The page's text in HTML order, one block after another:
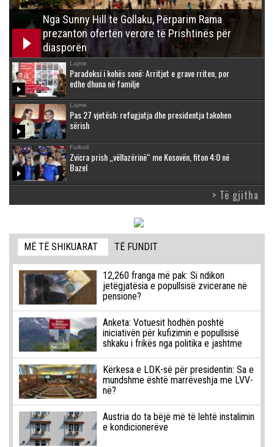
Nga Sunny Hill te Gollaku, Përparim Rama
prezanton ofertën verore të Prishtinës për
diasporën
Lajme
Paradoksi i kohës sonë: Arritjet e grave rriten, por
edhe dhuna në familje
Lajme
Pas 27 vjetësh: refugjatja dhe presidentja takohen
sërish
Futboll
Zvicra prish „vëllazërinë“ me Kosovën, fiton 4:0 në
Bazel
> Të gjitha
MË TË SHIKUARAT TË FUNDIT
12,260 franga më pak: Si ndikon
jetëgjatësia e popullsisë zvicerane në
pensione?
Anketa: Votuesit hodhën poshtë
iniciativën për kufizimin e popullsisë
shkaku i frikës nga politika e jashtme
Kërkesa e LDK-së për presidentin: Sa e
mundshme është marrëveshja me LVV-
në?
Austria do ta bëjë më të lehtë instalimin
e kondicionerëve